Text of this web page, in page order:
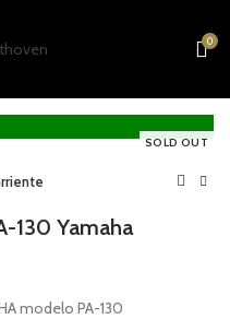
0
SOLD OUT
130 Yamaha
modelo PA-130